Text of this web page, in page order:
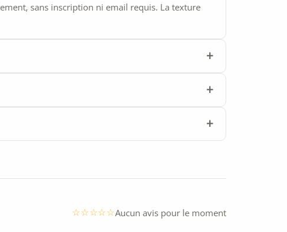
sans inscription ni email requis. La texture
Aucun avis pour le moment